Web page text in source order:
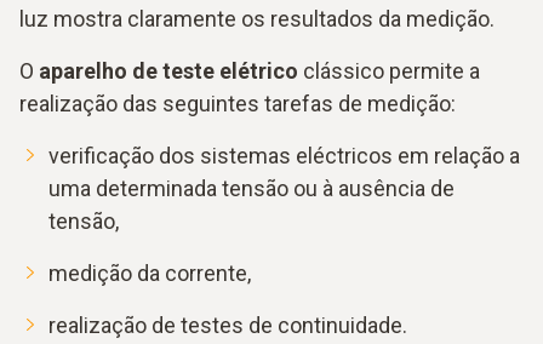
luz mostra claramente os resultados da medição.
O aparelho de teste elétrico clássico permite a
realização das seguintes tarefas de medição:
verificação dos sistemas eléctricos em relação a
uma determinada tensão ou à ausência de
tensão,
medição da corrente,
realização de testes de continuidade.